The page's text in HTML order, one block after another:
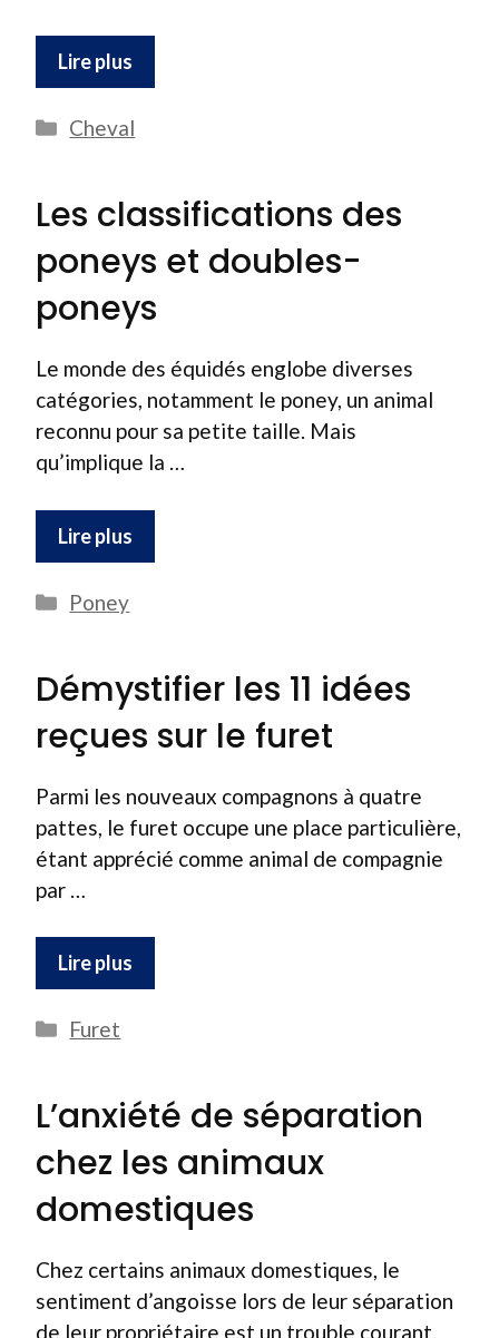
Lire plus
Catégories
Cheval
Les classifications des
poneys et doubles-
poneys
Le monde des équidés englobe diverses
catégories, notamment le poney, un animal
reconnu pour sa petite taille. Mais
qu’implique la …
Lire plus
Catégories
Poney
Démystifier les 11 idées
reçues sur le furet
Parmi les nouveaux compagnons à quatre
pattes, le furet occupe une place particulière,
étant apprécié comme animal de compagnie
par …
Lire plus
Catégories
Furet
L’anxiété de séparation
chez les animaux
domestiques
Chez certains animaux domestiques, le
sentiment d’angoisse lors de leur séparation
de leur propriétaire est un trouble courant,